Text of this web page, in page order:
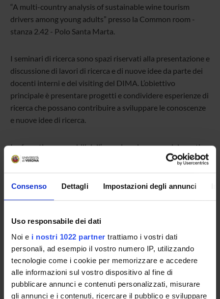
Consenso Dettagli Impostazioni degli annunci
Uso responsabile dei dati
Noi e i nostri 1022 partner trattiamo i vostri dati
personali, ad esempio il vostro numero IP, utilizzando
tecnologie come i cookie per memorizzare e accedere
alle informazioni sul vostro dispositivo al fine di
pubblicare annunci e contenuti personalizzati, misurare
gli annunci e i contenuti, ricercare il pubblico e sviluppare
“A multi-country analysis of sustainable wine tourism
drivers among young adults” presso la Common room -
stanza 2.42 - Polo Santa Marta.
I seminari di ricerca sono spazi riservati alla presentazione e
discussione di lavori di ricerca e di nuove idee da parte dei
docenti interni e dei visiting del DIMA. L’obiettivo
principale è presentare progetti e condividere esperienze di
ricerca che possano contribuire a sviluppare le conoscenze
e nuove idee di ricerca.
I referenti responsabili dell’organizzazione sono i docenti
Stefano Landi, Alex Sclip e Lorenzo Bruno Prataviera.
Il seminario rientra nel ciclo “meet the visiting” tenuto da
ricercatori internazionali che vengono a lavorare per un
lavori e le idee di ricerca nell'ottica di una contaminazione
inter settoriale e internazionale.
TITLE FORMAT (LANGUAGE, SIZE, PUBLICATION DATE)